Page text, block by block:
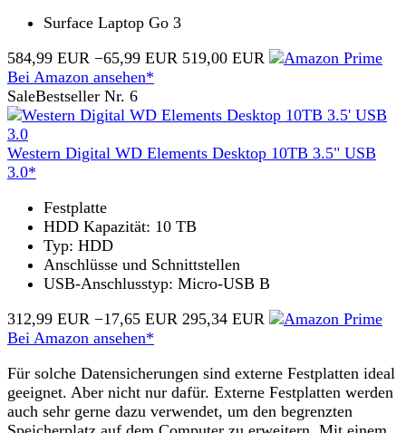
Surface Laptop Go 3
584,99 EUR −65,99 EUR 519,00 EUR
Bei Amazon ansehen*
SaleBestseller Nr. 6
Western Digital WD Elements Desktop 10TB 3.5" USB
3.0*
Festplatte
HDD Kapazität: 10 TB
Typ: HDD
Anschlüsse und Schnittstellen
USB-Anschlusstyp: Micro-USB B
312,99 EUR −17,65 EUR 295,34 EUR
Bei Amazon ansehen*
Für solche Datensicherungen sind externe Festplatten ideal
geeignet. Aber nicht nur dafür. Externe Festplatten werden
auch sehr gerne dazu verwendet, um den begrenzten